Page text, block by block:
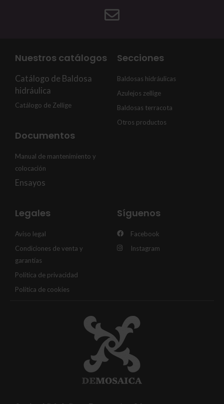
Nuestros catálogos
Catálogo de Baldosa
hidráulica
Catálogo de Zellige
Documentos
Manual de mantenimiento y
colocación
Ensayos
Secciones
Baldosas hidráulicas
Azulejos zellige
Baldosas terracota
Otros productos
Legales
Aviso legal
Condiciones de venta y
garantías
Política de privacidad
Política de cookies
Síguenos
Facebook
Instagram